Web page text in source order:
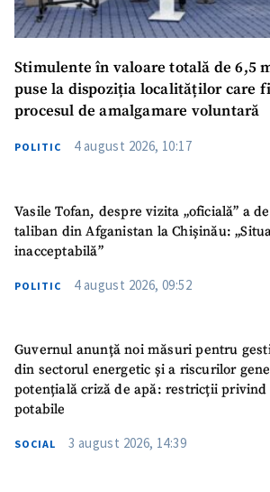
Stimulente în valoare totală de 6,5
puse la dispoziția localităților care
procesul de amalgamare voluntară
POLITIC 4 august 2026, 10:17
Vasile Tofan, despre vizita „oficială” a
taliban din Afganistan la Chișinău:
inacceptabilă”
POLITIC 4 august 2026, 09:52
Guvernul anunță noi măsuri pentru
din sectorul energetic și a riscurilor
potențială criză de apă: restricții
potabile
SOCIAL 3 august 2026, 14:39